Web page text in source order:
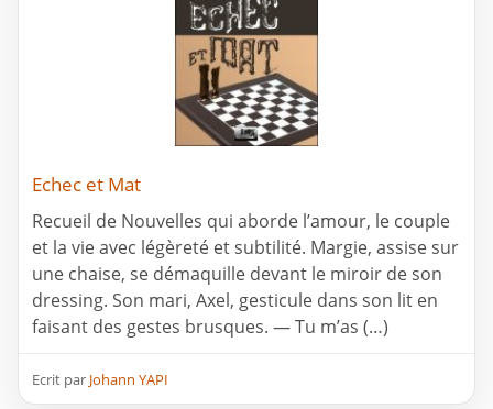
Echec et Mat
Recueil de Nouvelles qui aborde l’amour, le couple
et la vie avec légèreté et subtilité. Margie, assise sur
une chaise, se démaquille devant le miroir de son
dressing. Son mari, Axel, gesticule dans son lit en
faisant des gestes brusques. — Tu m’as (…)
Ecrit par Johann YAPI